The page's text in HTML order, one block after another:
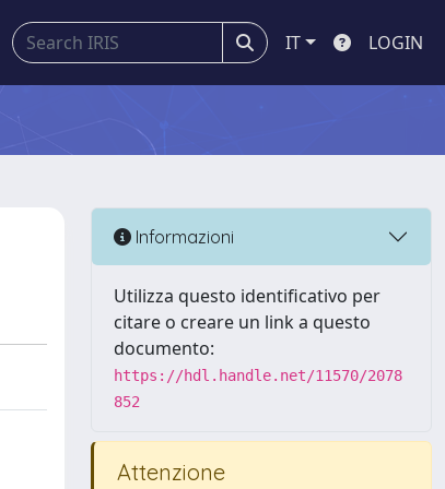
IT LOGIN
Informazioni
Utilizza questo identificativo per
citare o creare un link a questo
documento:
https://hdl.handle.net/11570/2078
852
Attenzione